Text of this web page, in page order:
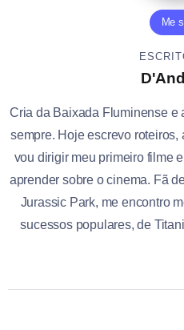
Me
Cria da Baixada Fluminense e
sempre. Hoje escrevo
vou dirigir meu primeiro filme
aprender sobre o cinema. Fã
Jurassic Park, me encontro
sucessos populares, de